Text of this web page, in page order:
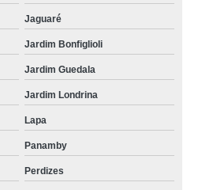
Jaguaré
Jardim Bonfiglioli
Jardim Guedala
Jardim Londrina
Lapa
Panamby
Perdizes